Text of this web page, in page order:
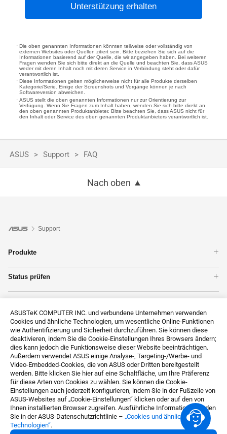
ASUSTeK COMPUTER INC. und verbundene Unternehmen verwenden
Cookies und ähnliche Technologien, um wesentliche Online-Funktionen
wie Authentifizierung und Sicherheit durchzuführen. Sie können diese
deaktivieren, indem Sie die Cookie-Einstellungen Ihres Browsers ändern;
dies kann jedoch die Funktionsweise dieser Website beeinträchtigen.
Außerdem verwendet ASUS einige Analyse-, Targeting-/Werbe- und
Video-Embedded-Cookies, die von ASUS oder Dritten bereitgestellt
werden. Bitte klicken Sie hier auf eine Schaltfläche, um Ihre Präferenz
für diese Arten von Cookies zu wählen. Sie können die Cookie-
Einstellungen auch jederzeit konfigurieren, indem Sie in der Fußzeile von
ASUS-Websites auf „Cookie-Einstellungen“ klicken oder auf den von
Ihnen installierten Browser zugreifen. Ausführliche Informationen finden
Sie in der ASUS-Datenschutzrichtlinie – „Cookies und ähnliche
Technologien“.
Unterstützung erhalten
Die oben genannten Informationen könnten teilweise oder vollständig von
externen Websites oder Quellen zitiert sein. Bitte beziehen Sie sich auf die
Informationen basierend auf der Quelle, die wir angegeben haben. Bei weiteren
Fragen wenden Sie sich bitte direkt an die Quelle und beachten Sie, dass ASUS
weder mit deren Inhalt noch mit deren Service in Verbindung steht oder dafür
verantwortlich ist.
Diese Informationen gelten möglicherweise nicht für alle Produkte derselben
Kategorie/Serie. Einige der Screenshots und Vorgänge können je nach
Softwareversion abweichen.
ASUS stellt die oben genannten Informationen nur zur Orientierung zur
Verfügung. Wenn Sie Fragen zum Inhalt haben, wenden Sie sich bitte direkt an
den oben genannten Produktanbieter. Bitte beachten Sie, dass ASUS nicht für
den Inhalt oder Service des oben genannten Produktanbieters verantwortlich ist.
ASUS Support FAQ
Nach oben
Support
Produkte
ZenFones im Überblick
Mainboards
Grafikkarten
Monitore
Alle Produkte anzeigen
Status prüfen
Produktregistrierung
ASUS Support Videos
Kontakt
Technische Unterstützung
MyASUS
ASUS Premium Care
Datenschutzanfrage
Impressum
About CSR for global
Germany / Deutsch